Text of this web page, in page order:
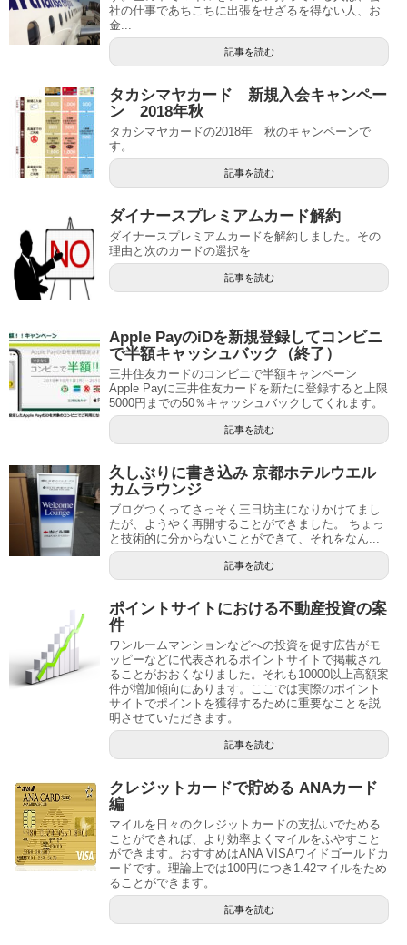
社の仕事であちこちに出張をせざるを得ない人、お
金...
記事を読む
タカシマヤカード 新規入会キャンペー
ン 2018年秋
タカシマヤカードの2018年 秋のキャンペーンで
す。
記事を読む
ダイナースプレミアムカード解約
ダイナースプレミアムカードを解約しました。その
理由と次のカードの選択を
記事を読む
Apple PayのiDを新規登録してコンビニ
で半額キャッシュバック（終了）
三井住友カードのコンビニで半額キャンペーン
Apple Payに三井住友カードを新たに登録すると上限
5000円までの50％キャッシュバックしてくれます。
記事を読む
久しぶりに書き込み 京都ホテルウエル
カムラウンジ
ブログつくってさっそく三日坊主になりかけてまし
たが、ようやく再開することができました。 ちょっ
と技術的に分からないことができて、それをなん...
記事を読む
ポイントサイトにおける不動産投資の案
件
ワンルームマンションなどへの投資を促す広告がモ
ッピーなどに代表されるポイントサイトで掲載され
ることがおおくなりました。それも10000以上高額案
件が増加傾向にあります。ここでは実際のポイント
サイトでポイントを獲得するために重要なことを説
明させていただきます。
記事を読む
クレジットカードで貯める ANAカード
編
マイルを日々のクレジットカードの支払いでためる
ことができれば、より効率よくマイルをふやすこと
ができます。おすすめはANA VISAワイドゴールドカ
ードです。理論上では100円につき1.42マイルをため
ることができます。
記事を読む